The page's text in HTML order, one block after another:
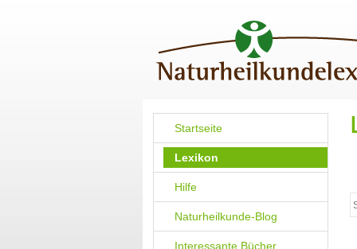
Startseite
Lexikon
Hilfe
Naturheilkunde-Blog
Interessante Bücher